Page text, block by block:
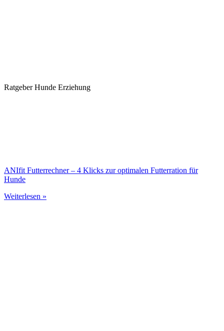
Ratgeber Hunde Erziehung
ANIfit Futterrechner – 4 Klicks zur optimalen Futterration für
Hunde
Weiterlesen »